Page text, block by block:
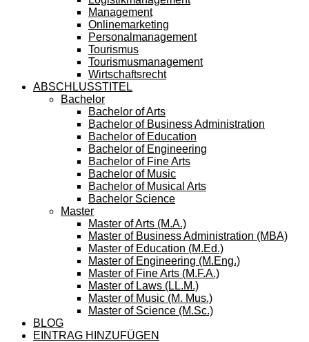
Management
Onlinemarketing
Personalmanagement
Tourismus
Tourismusmanagement
Wirtschaftsrecht
ABSCHLUSSTITEL
Bachelor
Bachelor of Arts
Bachelor of Business Administration
Bachelor of Education
Bachelor of Engineering
Bachelor of Fine Arts
Bachelor of Music
Bachelor of Musical Arts
Bachelor Science
Master
Master of Arts (M.A.)
Master of Business Administration (MBA)
Master of Education (M.Ed.)
Master of Engineering (M.Eng.)
Master of Fine Arts (M.F.A.)
Master of Laws (LL.M.)
Master of Music (M. Mus.)
Master of Science (M.Sc.)
BLOG
EINTRAG HINZUFÜGEN